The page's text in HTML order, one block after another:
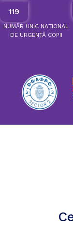
119
NUMĂR UNIC NAȚIONAL
DE URGENȚĂCOPII